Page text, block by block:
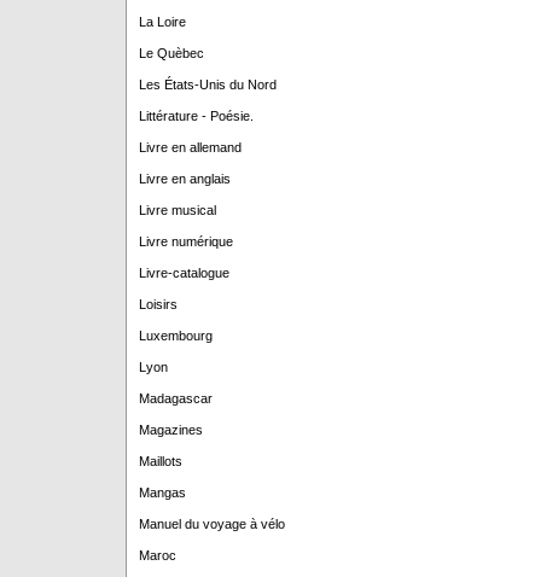
La Loire
Le Quèbec
Les États-Unis du Nord
Littérature - Poésie.
Livre en allemand
Livre en anglais
Livre musical
Livre numérique
Livre-catalogue
Loisirs
Luxembourg
Lyon
Madagascar
Magazines
Maillots
Mangas
Manuel du voyage à vélo
Maroc